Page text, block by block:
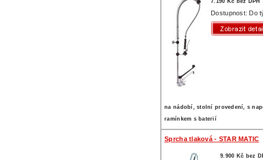
7.190 Kč bez DPH
Dostupnost: Do
na nádobí, stolní provedení, s
ramínkem s baterií
Sprcha tlaková - STAR MATIC
9.900 Kč bez